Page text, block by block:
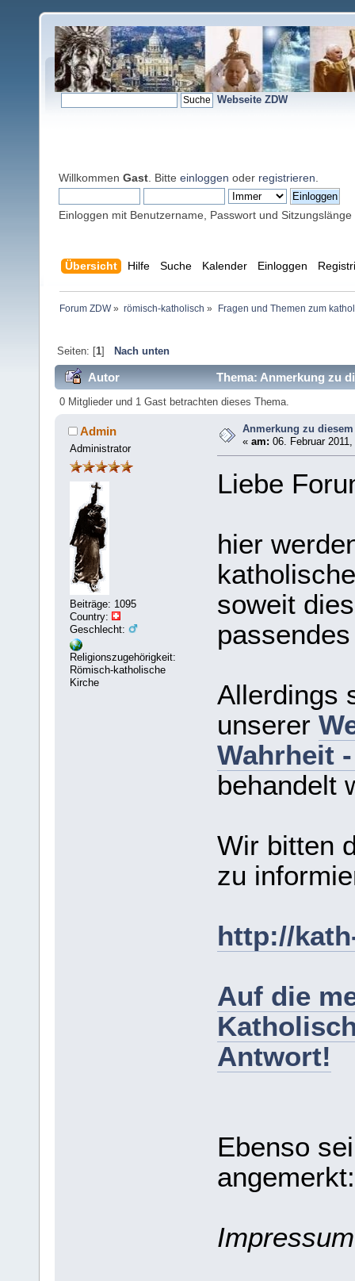
Webseite ZDW
Willkommen Gast . Bitte einloggen oder registrieren
Einloggen mit Benutzername, Passwort und Sitzungslänge
Übersicht Hilfe Suche Kalender Einloggen
Forum ZDW» römisch-katholisch » Fragen und Themen zum
Seiten: [1] Nach unten
Autor Thema: Anmerkung zu
0 Mitglieder und 1 Gast betrachten dieses Thema.
Admin
Administrator
Beiträge: 1095
Country:
Geschlecht:
Religionszugehörigkeit:
Römisch-katholische
Kirche
Anmerkung zu
«am: 06. Februar
Liebe
hier
soweit
Allerdings
unserer
Wahrheit
behandelt
Wir bitten
zu
http://
Auf die
Antwort!
Ebenso
angemerkt:
Impressum